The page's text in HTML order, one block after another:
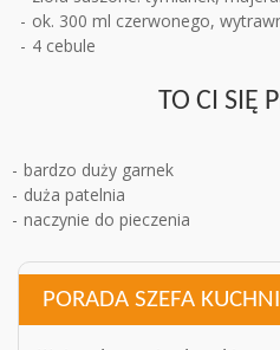
ok. 300 ml czerwonego,
4 cebule
TO CI SIĘ
bardzo duży garnek
duża patelnia
naczynie do pieczenia
PORADA SZEFA KUCHNI